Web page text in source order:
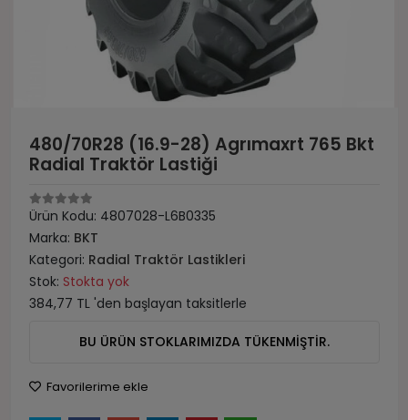
480/70R28 (16.9-28) Agrımaxrt 765 Bkt
Radial Traktör Lastiği
Ürün Kodu: 4807028-L6B0335
Marka: BKT
Kategori: Radial Traktör Lastikleri
Stok: Stokta yok
384,77 TL 'den başlayan taksitlerle
BU ÜRÜN STOKLARIMIZDA TÜKENMİŞTİR.
Favorilerime ekle